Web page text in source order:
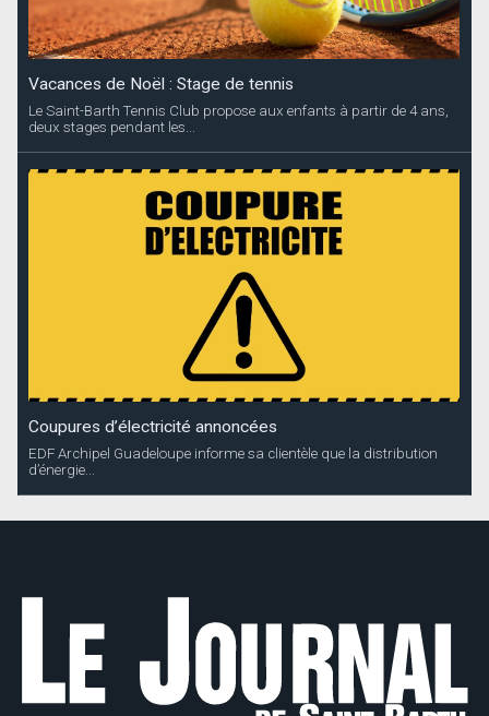
Vacances de Noël : Stage de tennis
Le Saint-Barth Tennis Club propose aux enfants à partir de 4 ans,
deux stages pendant les...
Coupures d’électricité annoncées
EDF Archipel Guadeloupe informe sa clientèle que la distribution
d’énergie...